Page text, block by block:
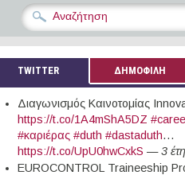
TWITTER ΔΗΜΟΦΙΛΗ
Διαγωνισμός Καινοτομίας
https://t.co/1A4mShA5DZ
#καριέρας #duth #dastaduth…
https://t.co/UpU0hwCxkS —3
EUROCONTROL Traineeship